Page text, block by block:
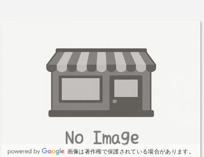
画像は著作権で保護されている場合があります。